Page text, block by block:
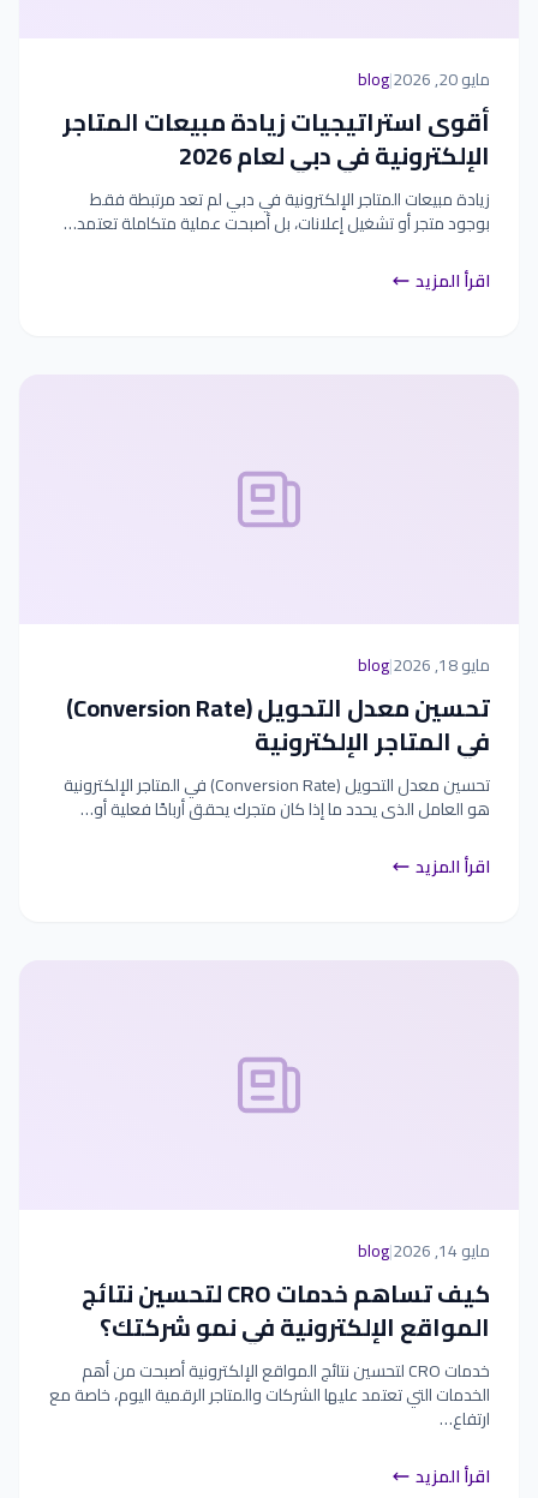
مايو 20, 2026 |
blog
أقوى استراتيجيات زيادة مبيعات المتاجر
الإلكترونية في دبي لعام 2026
زيادة مبيعات المتاجر الإلكترونية في دبي لم تعد مرتبطة فقط
بوجود متجر أو تشغيل إعلانات، بل أصبحت عملية متكاملة تعتمد…
اقرأ المزيد
مايو 18, 2026 |
blog
تحسين معدل التحويل (Conversion Rate)
في المتاجر الإلكترونية
تحسين معدل التحويل (Conversion Rate) في المتاجر الإلكترونية
هو العامل الذي يحدد ما إذا كان متجرك يحقق أرباحًا فعلية أو…
اقرأ المزيد
مايو 14, 2026 |
blog
كيف تساهم خدمات CRO لتحسين نتائج
المواقع الإلكترونية في نمو شركتك؟
خدمات CRO لتحسين نتائج المواقع الإلكترونية أصبحت من أهم
الخدمات التي تعتمد عليها الشركات والمتاجر الرقمية اليوم، خاصة مع
ارتفاع…
اقرأ المزيد